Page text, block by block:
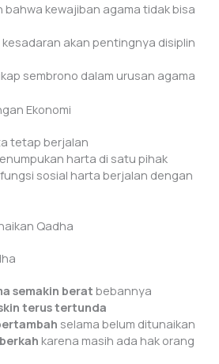
bahwa kewajiban agama tidak bisa
akan pentingnya disiplin
sembrono dalam urusan agama
Ekonomi
tetap berjalan
harta di satu pihak
sosial harta berjalan dengan
Qadha
semakin beratbebannya
terus tertunda
selama belum ditunaikan
karena masih ada hak orang